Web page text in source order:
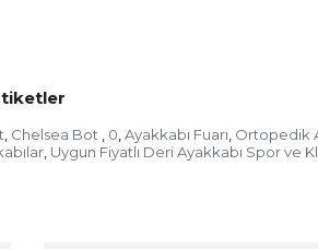
, Chelsea Bot , 0, Ayakkabı Fuarı, Ortopedik
, Uygun Fiyatlı Deri Ayakkabı Spor ve